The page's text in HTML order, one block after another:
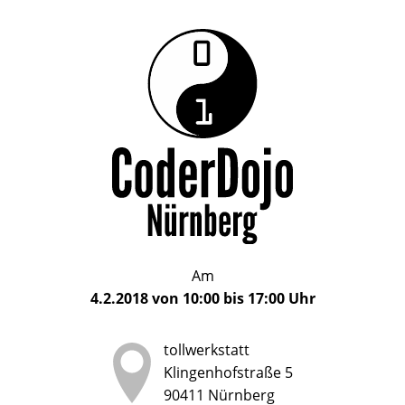
CoderDojo
Nürnberg
Das
CoderDojo
Nürnberg
ein
Club
für
Kinder
und
Jugendliche
Alter
bis
17
Am
4.2.2018von 10:00bis 17:00Uhr
tollwerkstatt
Klingenhofstraße 5
90411 Nürnberg